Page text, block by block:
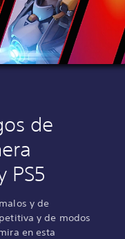
de
PS5
y de
y de modos
en esta